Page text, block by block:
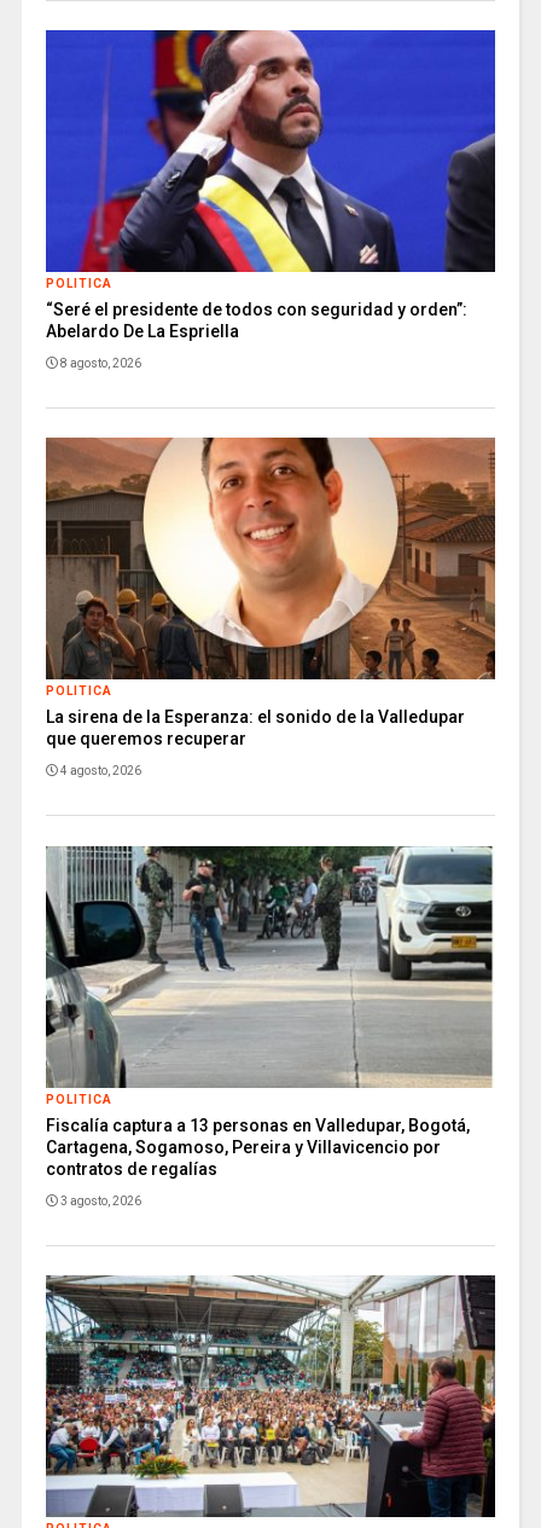
POLITICA
“Seré el presidente de todos con seguridad y orden”:
Abelardo De La Espriella
8 agosto, 2026
POLITICA
La sirena de la Esperanza: el sonido de la Valledupar
que queremos recuperar
4 agosto, 2026
POLITICA
Fiscalía captura a 13 personas en Valledupar, Bogotá,
Cartagena, Sogamoso, Pereira y Villavicencio por
contratos de regalías
3 agosto, 2026